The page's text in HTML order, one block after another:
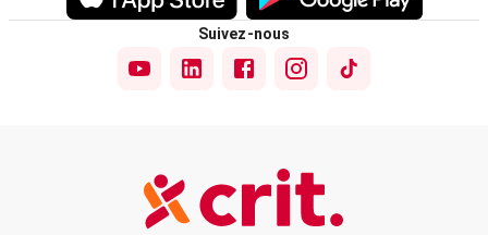
Suivez-nous